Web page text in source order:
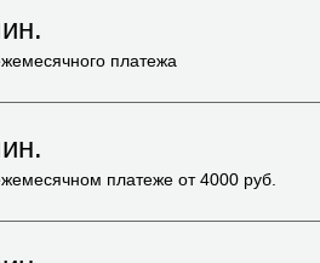
платежа
платеже от4000 руб.